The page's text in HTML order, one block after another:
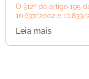
O §12º do artigo 195
10.637/2002 e
Leia mais